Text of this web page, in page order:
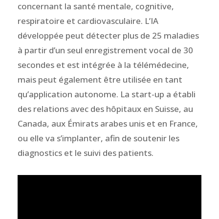
concernant la santé mentale, cognitive,
respiratoire et cardiovasculaire. L’IA
développée peut détecter plus de 25 maladies
à partir d’un seul enregistrement vocal de 30
secondes et est intégrée à la télémédecine,
mais peut également être utilisée en tant
qu’application autonome. La start-up a établi
des relations avec des hôpitaux en Suisse, au
Canada, aux Émirats arabes unis et en France,
ou elle va s’implanter, afin de soutenir les
diagnostics et le suivi des patients.